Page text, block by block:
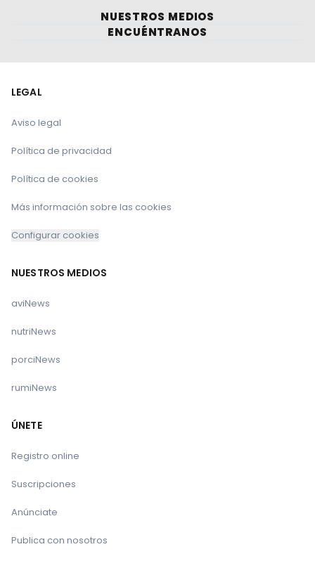
NUESTROS MEDIOS
ENCUÉNTRANOS
LEGAL
Aviso legal
Política de privacidad
Política de cookies
Más información sobre las cookies
Configurar cookies
NUESTROS MEDIOS
aviNews
nutriNews
porciNews
rumiNews
ÚNETE
Registro online
Suscripciones
Anúnciate
Publica con nosotros